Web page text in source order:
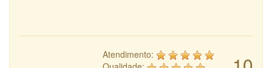
Atendimento: